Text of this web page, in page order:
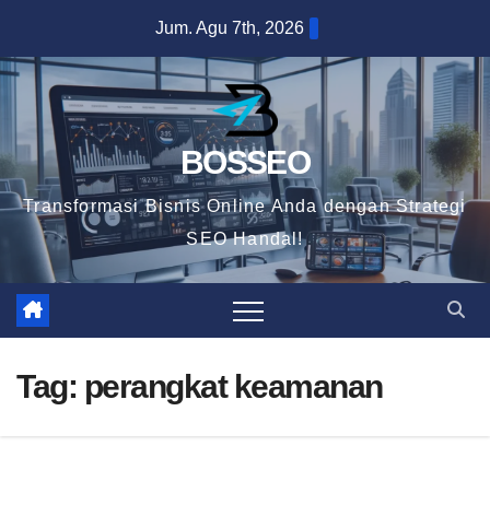
content
Jum. Agu 7th, 2026
BOSSEO
Transformasi Bisnis Online Anda dengan Strategi
SEO Handal!
Tag: perangkat keamanan